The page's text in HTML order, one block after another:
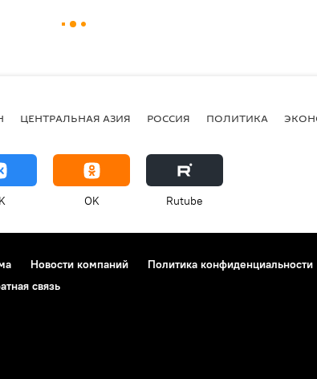
ЦЕНТРАЛЬНАЯ АЗИЯ РОССИЯ ПОЛИТИКА
OK Rutube
Новости компаний Политика конфиденциальности
связь